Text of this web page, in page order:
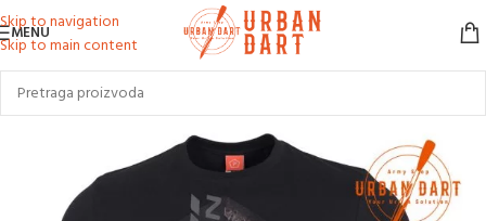
Skip to navigation
Skip to main content
MENU